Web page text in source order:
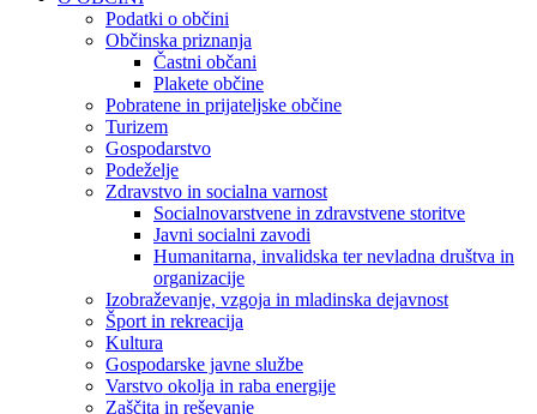
Podatki o občini
Občinska priznanja
Častni občani
Plakete občine
Pobratene in prijateljske občine
Turizem
Gospodarstvo
Podeželje
Zdravstvo in socialna varnost
Socialnovarstvene in zdravstvene storitve
Javni socialni zavodi
Humanitarna, invalidska ter nevladna društva in
organizacije
Izobraževanje, vzgoja in mladinska dejavnost
Šport in rekreacija
Kultura
Gospodarske javne službe
Varstvo okolja in raba energije
Zaščita in reševanje